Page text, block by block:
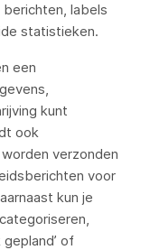
labels
statistieken.
een
kunt
ook
verzonden
voor
kun je
gepland’ of